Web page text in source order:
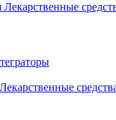
Лекарственные
Лекарственные